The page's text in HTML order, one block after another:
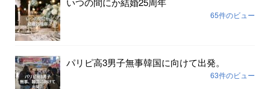
65件のビュー
パリピ高3男子無事韓国に向けて出発。
63件のビュー